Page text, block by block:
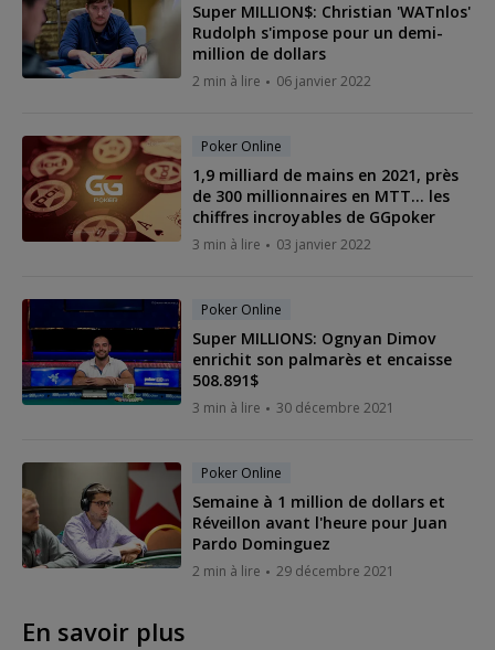
Super MILLION$: Christian 'WATnlos'
Rudolph s'impose pour un demi-
million de dollars
2 min à lire 06 janvier 2022
Poker Online
1,9 milliard de mains en 2021, près
de 300 millionnaires en MTT... les
chiffres incroyables de GGpoker
3 min à lire 03 janvier 2022
Poker Online
Super MILLIONS: Ognyan Dimov
enrichit son palmarès et encaisse
508.891$
3 min à lire 30 décembre 2021
Poker Online
Semaine à 1 million de dollars et
Réveillon avant l'heure pour Juan
Pardo Dominguez
2 min à lire 29 décembre 2021
En savoir plus